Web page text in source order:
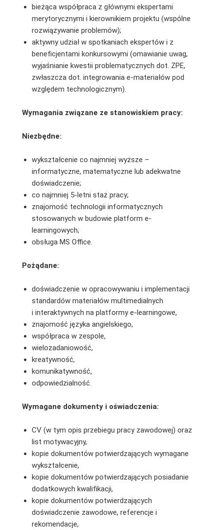
bieżąca współpraca z głównymi ekspertami
merytorycznymi i kierownikiem projektu (wspólne
rozwiązywanie problemów);
aktywny udział w spotkaniach ekspertów i z
beneficjentami konkursowymi (omawianie uwag,
wyjaśnianie kwestii problematycznych dot. ZPE,
zwłaszcza dot. integrowania e-materiałów pod
względem technologicznym).
Wymagania związane ze stanowiskiem pracy:
Niezbędne:
wykształcenie co najmniej wyższe –
informatyczne, matematyczne lub adekwatne
doświadczenie;
co najmniej 5-letni staż pracy;
znajomość technologii informatycznych
stosowanych w budowie platform e-
learningowych;
obsługa MS Office.
Pożądane:
doświadczenie w opracowywaniu i implementacji
standardów materiałów multimedialnych
i interaktywnych na platformy e-learningowe,
znajomość języka angielskiego,
współpraca w zespole,
wielozadaniowość,
kreatywność,
komunikatywność,
odpowiedzialność.
Wymagane dokumenty i oświadczenia:
CV (w tym opis przebiegu pracy zawodowej) oraz
list motywacyjny,
kopie dokumentów potwierdzających wymagane
wykształcenie,
kopie dokumentów potwierdzających posiadanie
dodatkowych kwalifikacji,
kopie dokumentów potwierdzających
doświadczenie zawodowe, referencje i
rekomendacje,